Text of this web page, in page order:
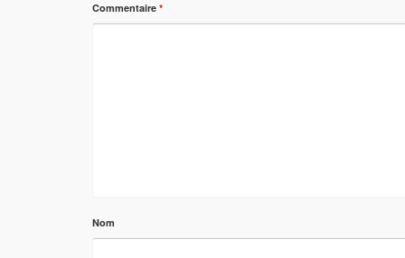
Commentaire *
Nom